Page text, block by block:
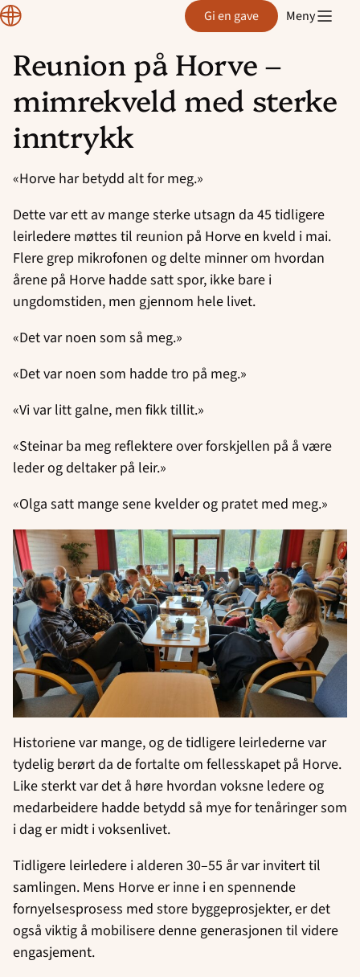
Hopp
innhold
Region
Rogaland Gi en gave Meny
Reunion på Horve –
mimrekveld med sterke
inntrykk
«Horve har betydd alt for meg.»
Dette var ett av mange sterke utsagn da 45 tidligere
leirledere møttes til reunion på Horve en kveld i mai.
Flere grep mikrofonen og delte minner om hvordan
årene på Horve hadde satt spor, ikke bare i
ungdomstiden, men gjennom hele livet.
«Det var noen som så meg.»
«Det var noen som hadde tro på meg.»
«Vi var litt galne, men fikk tillit.»
«Steinar ba meg reflektere over forskjellen på å være
leder og deltaker på leir.»
«Olga satt mange sene kvelder og pratet med meg.»
Historiene var mange, og de tidligere leirlederne var
tydelig berørt da de fortalte om fellesskapet på Horve.
Like sterkt var det å høre hvordan voksne ledere og
medarbeidere hadde betydd så mye for tenåringer som
i dag er midt i voksenlivet.
Tidligere leirledere i alderen 30–55 år var invitert til
samlingen. Mens Horve er inne i en spennende
fornyelsesprosess med store byggeprosjekter, er det
også viktig å mobilisere denne generasjonen til videre
engasjement.